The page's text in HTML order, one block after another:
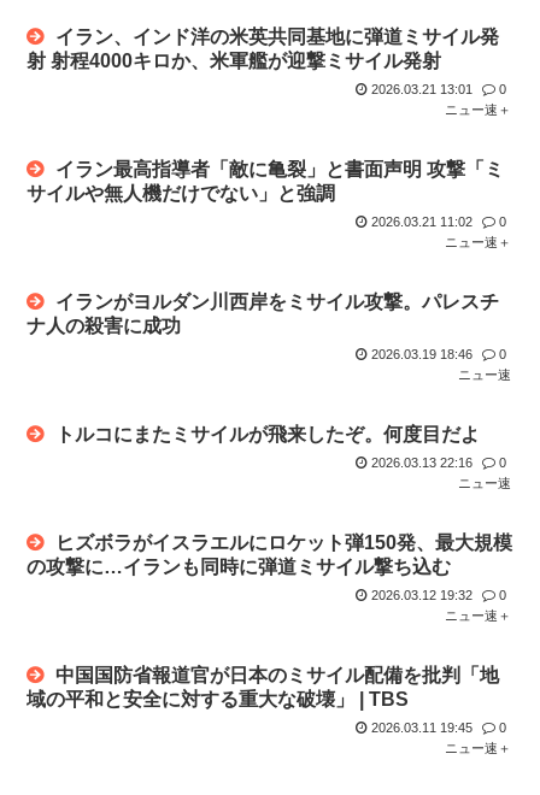
イラン、インド洋の米英共同基地に弾道ミサイル発
射 射程4000キロか、米軍艦が迎撃ミサイル発射
2026.03.21 13:01
0
ニュー速＋
イラン最高指導者「敵に亀裂」と書面声明 攻撃「ミ
サイルや無人機だけでない」と強調
2026.03.21 11:02
0
ニュー速＋
イランがヨルダン川西岸をミサイル攻撃。パレスチ
ナ人の殺害に成功
2026.03.19 18:46
0
ニュー速
トルコにまたミサイルが飛来したぞ。何度目だよ
2026.03.13 22:16
0
ニュー速
ヒズボラがイスラエルにロケット弾150発、最大規模
の攻撃に…イランも同時に弾道ミサイル撃ち込む
2026.03.12 19:32
0
ニュー速＋
中国国防省報道官が日本のミサイル配備を批判「地
域の平和と安全に対する重大な破壊」 | TBS
2026.03.11 19:45
0
ニュー速＋